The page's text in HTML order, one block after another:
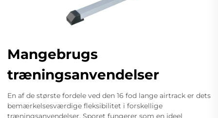
Mangebrugs
træningsanvendelser
En af de største fordele ved den 16 fod lange airtrack er dets
bemærkelsesværdige fleksibilitet i forskellige
træningsanvendelser. Sporet fungerer som en ideel